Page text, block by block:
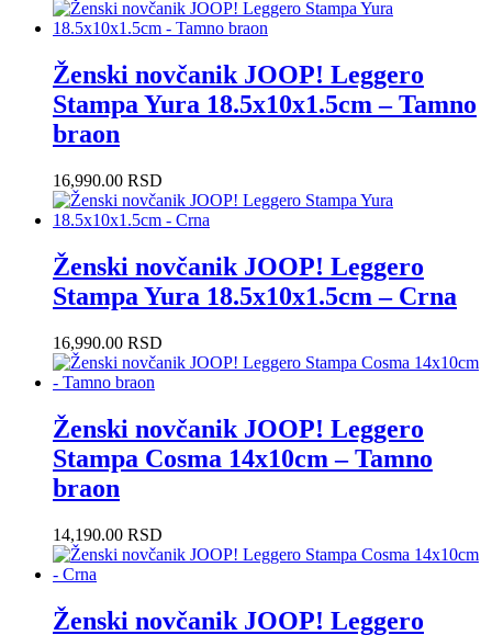
Ženski novčanik JOOP! Leggero
Stampa Yura 18.5x10x1.5cm – Tamno
braon
16,990.00 RSD
Ženski novčanik JOOP! Leggero
Stampa Yura 18.5x10x1.5cm – Crna
16,990.00 RSD
Ženski novčanik JOOP! Leggero
Stampa Cosma 14x10cm – Tamno
braon
14,190.00 RSD
Ženski novčanik JOOP! Leggero